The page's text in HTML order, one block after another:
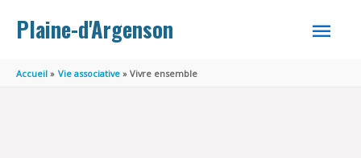
Plaine-d'Argenson
MENU
Accueil Vie associative Vivre ensemble